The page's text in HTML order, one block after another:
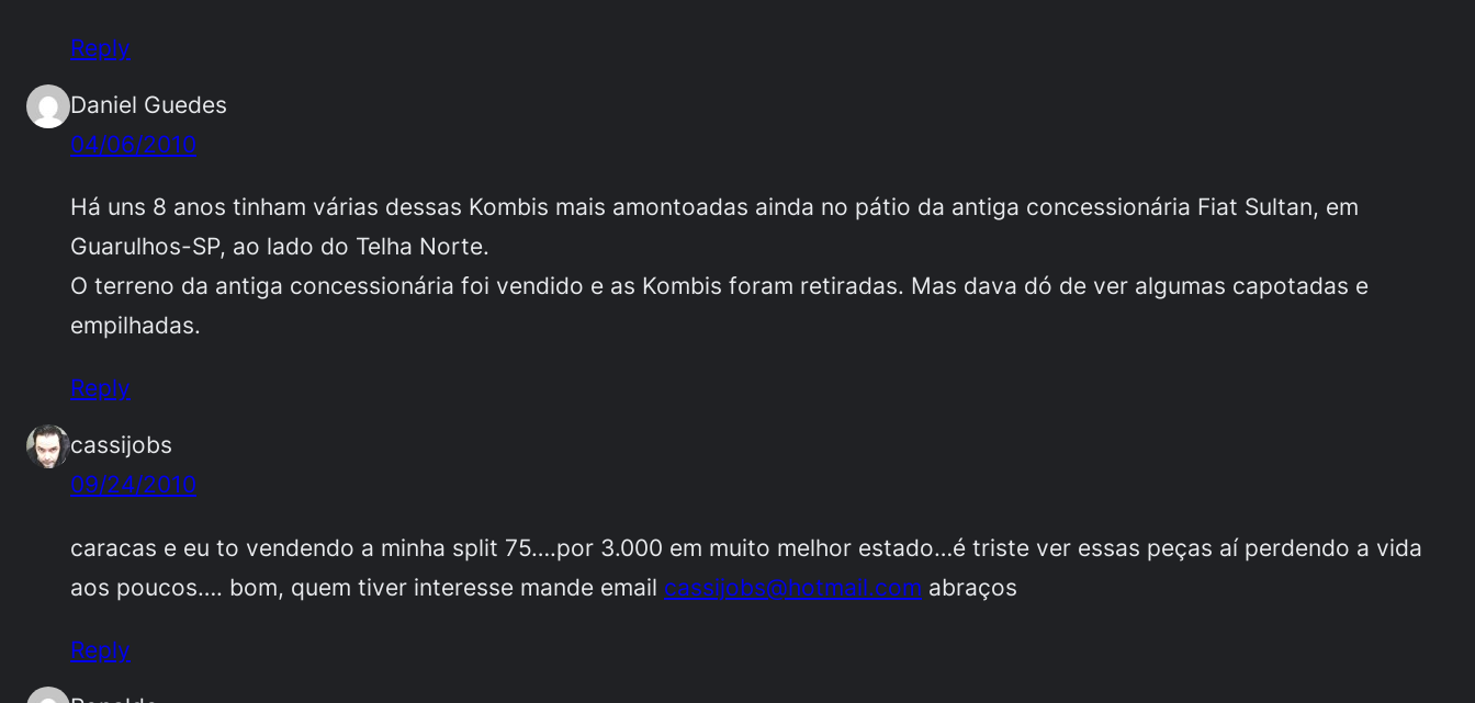
Reply
Daniel Guedes
04/06/2010
Há uns 8 anos tinham várias dessas Kombis mais amontoadas ainda no pátio da antiga concessionária Fiat Sultan, em
Guarulhos-SP, ao lado do Telha Norte.
O terreno da antiga concessionária foi vendido e as Kombis foram retiradas. Mas dava dó de ver algumas capotadas e
empilhadas.
Reply
cassijobs
09/24/2010
caracas e eu to vendendo a minha split 75….por 3.000 em muito melhor estado…é triste ver essas peças aí perdendo a vida
aos poucos…. bom, quem tiver interesse mande email cassijobs@hotmail.com abraços
Reply